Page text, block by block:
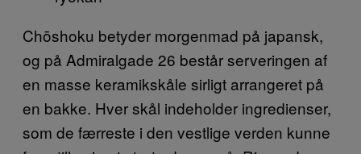
Chōshoku betyder morgenmad på japansk,
og på Admiralgade 26 består serveringen af
en masse keramikskåle sirligt arrangeret på
en bakke. Hver skål indeholder ingredienser,
som de færreste i den vestlige verden kunne